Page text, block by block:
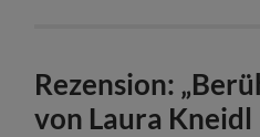
Rezension:
von Laura Kneidl